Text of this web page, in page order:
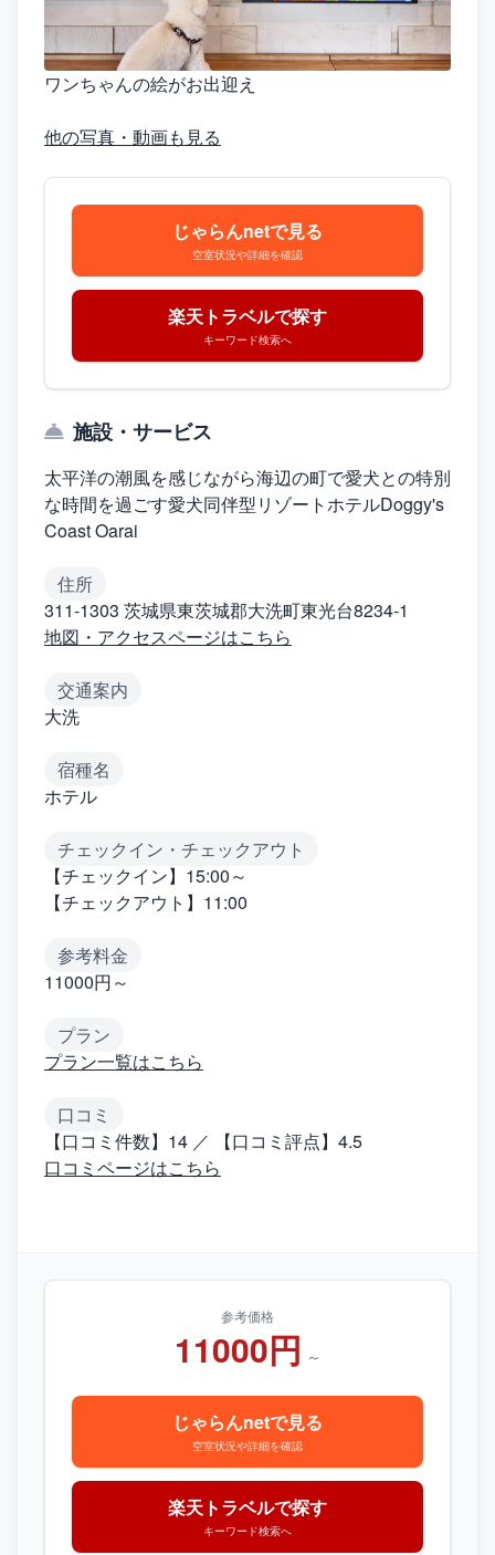
ワンちゃんの絵がお出迎え
他の写真・動画も見る
じゃらんnetで見る
空室状況や詳細を確認
楽天トラベルで探す
キーワード検索へ
施設・サービス
太平洋の潮風を感じながら海辺の町で愛犬との特別
な時間を過ごす愛犬同伴型リゾートホテルDoggy's
Coast Oarai
住所
311-1303 茨城県東茨城郡大洗町東光台8234‐1
地図・アクセスページはこちら
交通案内
大洗
宿種名
ホテル
チェックイン・チェックアウト
【チェックイン】15:00～
【チェックアウト】11:00
参考料金
11000円～
プラン
プラン一覧はこちら
口コミ
【口コミ件数】14 ／ 【口コミ評点】4.5
口コミページはこちら
参考価格
11000円 ～
じゃらんnetで見る
空室状況や詳細を確認
楽天トラベルで探す
キーワード検索へ